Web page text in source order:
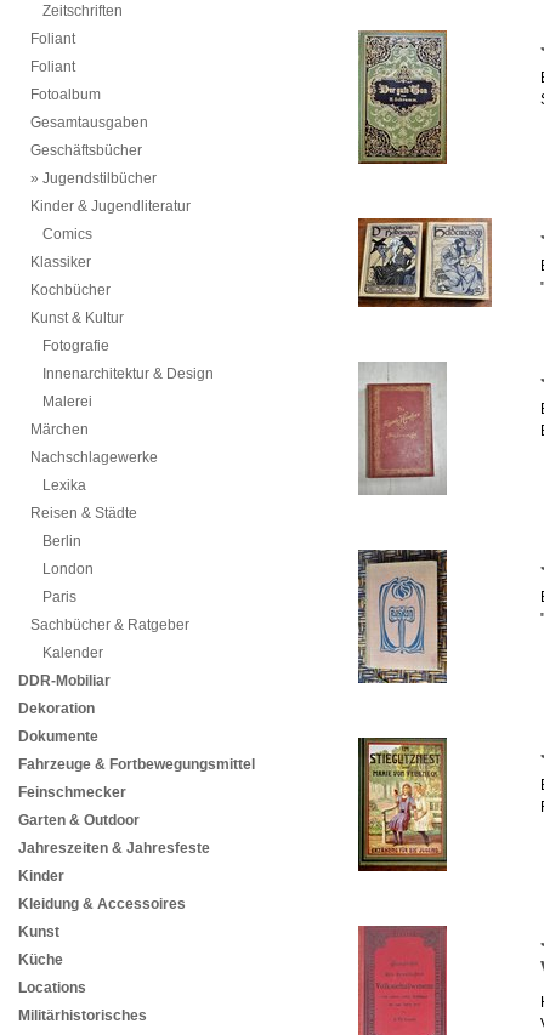
Zeitschriften
Foliant
Foliant
Fotoalbum
Gesamtausgaben
Geschäftsbücher
Jugendstilbücher
Kinder & Jugendliteratur
Comics
Klassiker
Kochbücher
Kunst & Kultur
Fotografie
Innenarchitektur & Design
Malerei
Märchen
Nachschlagewerke
Lexika
Reisen & Städte
Berlin
London
Paris
Sachbücher & Ratgeber
Kalender
DDR-Mobiliar
Dekoration
Dokumente
Fahrzeuge & Fortbewegungsmittel
Feinschmecker
Garten & Outdoor
Jahreszeiten & Jahresfeste
Kinder
Kleidung & Accessoires
Kunst
Küche
Locations
Militärhistorisches